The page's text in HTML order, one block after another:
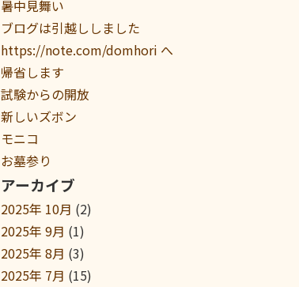
暑中見舞い
ブログは引越ししました
https://note.com/domhori へ
帰省します
試験からの開放
新しいズボン
モニコ
お墓参り
アーカイブ
2025年 10月 (2)
2025年 9月 (1)
2025年 8月 (3)
2025年 7月 (15)